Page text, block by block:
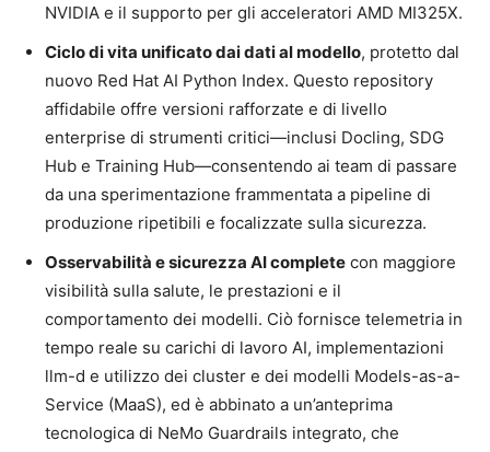
NVIDIA e il supporto per gli acceleratori AMD MI325X.
Ciclo di vita unificato dai dati al modello, protetto dal
nuovo Red Hat AI Python Index. Questo repository
affidabile offre versioni rafforzate e di livello
enterprise di strumenti critici—inclusi Docling, SDG
Hub e Training Hub—consentendo ai team di passare
da una sperimentazione frammentata a pipeline di
produzione ripetibili e focalizzate sulla sicurezza.
Osservabilità e sicurezza AI complete con maggiore
visibilità sulla salute, le prestazioni e il
comportamento dei modelli. Ciò fornisce telemetria in
tempo reale su carichi di lavoro AI, implementazioni
llm-d e utilizzo dei cluster e dei modelli Models-as-a-
Service (MaaS), ed è abbinato a un’anteprima
tecnologica di NeMo Guardrails integrato, che